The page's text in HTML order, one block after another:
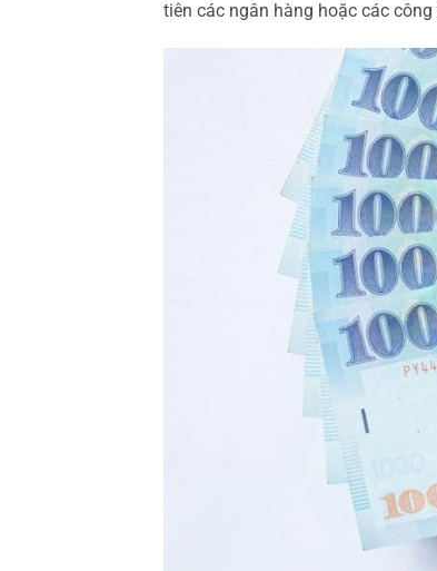
tiên các ngân hàng hoặc các